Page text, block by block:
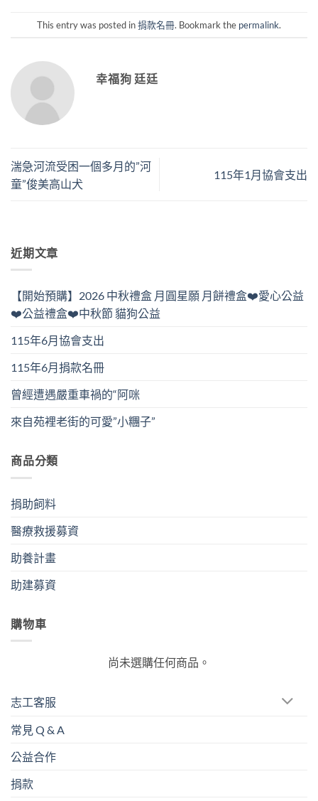
This entry was posted in捐款名冊. Bookmark the permalink.
幸福狗 廷廷
湍急河流受困一個多月的”河
童”俊美高山犬
115年1月協會支出
近期文章
【開始預購】2026 中秋禮盒 月圓星願 月餅禮盒❤️愛心公益
❤️公益禮盒❤️中秋節 貓狗公益
115年6月協會支出
115年6月捐款名冊
曾經遭遇嚴重車禍的“阿咪
來自苑裡老街的可愛”小糰子”
商品分類
捐助飼料
醫療救援募資
助養計畫
助建募資
購物車
尚未選購任何商品。
志工客服
常見 Q & A
公益合作
捐款